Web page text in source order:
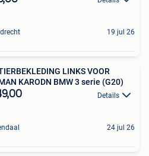
19 jul 26
LINKS VOOR
KARODN BMW 3 serie (G20)
Details
24 jul 26